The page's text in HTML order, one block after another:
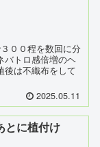
００程を数回に分
バトロ感倍増のヘ
は不織布をして
2025.05.11
に植付け